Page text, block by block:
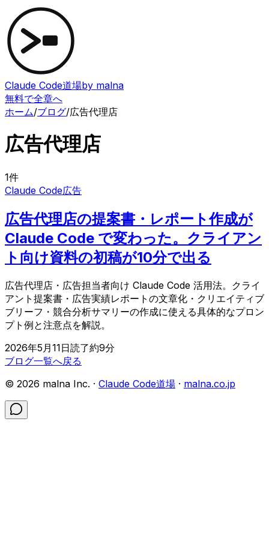
Claude Code道場by malna
無料で全章へ
ホーム/ブログ/広告代理店
広告代理店
1件
Claude Code広告
広告代理店の提案書・レポート作成が
Claude Code で変わった。クライアン
ト向け資料の初稿が10分で出る
広告代理店・広告担当者向け Claude Code 活用法。クライ
アント提案書・広告実績レポートの文章化・クリエイティブ
ブリーフ・競合分析サマリーの作成に使える具体的なプロン
プト例と注意点を解説。
2026年5月11日読了約9分
ブログ一覧へ戻る
© 2026 malna Inc. · Claude Code道場 · malna.co.jp